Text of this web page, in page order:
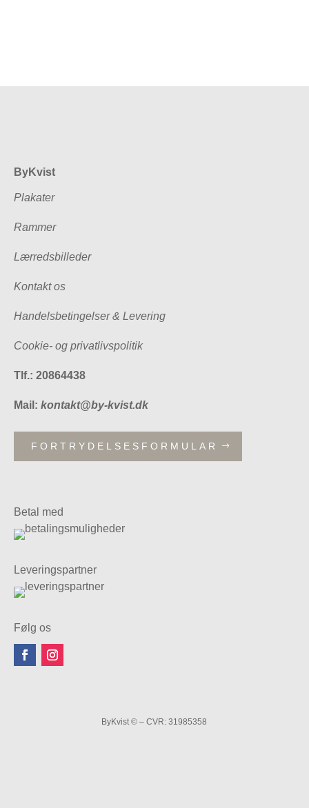
ByKvist
Plakater
Rammer
Lærredsbilleder
Kontakt os
Handelsbetingelser & Levering
Cookie- og privatlivspolitik
Tlf.: 20864438
Mail: kontakt@by-kvist.dk
FORTRYDELSESFORMULAR
Betal med
Leveringspartner
Følg os
ByKvist © – CVR: 31985358